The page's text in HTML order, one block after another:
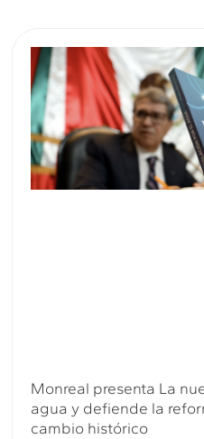
Monreal presenta La
agua y defiende la
cambio histórico